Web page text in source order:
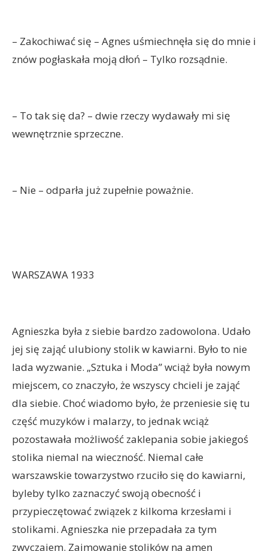
– Zakochiwać się – Agnes uśmiechnęła się do mnie i
znów pogłaskała moją dłoń – Tylko rozsądnie.
– To tak się da? – dwie rzeczy wydawały mi się
wewnętrznie sprzeczne.
– Nie – odparła już zupełnie poważnie.
WARSZAWA 1933
Agnieszka była z siebie bardzo zadowolona. Udało
jej się zająć ulubiony stolik w kawiarni. Było to nie
lada wyzwanie. „Sztuka i Moda” wciąż była nowym
miejscem, co znaczyło, że wszyscy chcieli je zająć
dla siebie. Choć wiadomo było, że przeniesie się tu
część muzyków i malarzy, to jednak wciąż
pozostawała możliwość zaklepania sobie jakiegoś
stolika niemal na wieczność. Niemal całe
warszawskie towarzystwo rzuciło się do kawiarni,
byleby tylko zaznaczyć swoją obecność i
przypieczętować związek z kilkoma krzesłami i
stolikami. Agnieszka nie przepadała za tym
zwyczajem. Zajmowanie stolików na amen